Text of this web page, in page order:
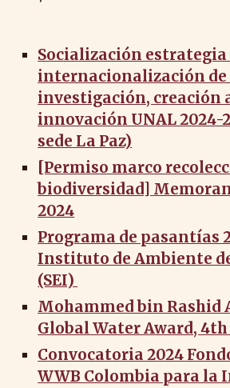
Socialización estrategia
internacionalización de
investigación, creación
innovación UNAL 2024-
sede La Paz)
[Permiso marco
biodiversidad]
2024
Programa de pasantías
Instituto de Ambiente
(SEI)
Mohammed bin Rashid
Global Water Award, 4th
Convocatoria 2024
WWB Colombia para la